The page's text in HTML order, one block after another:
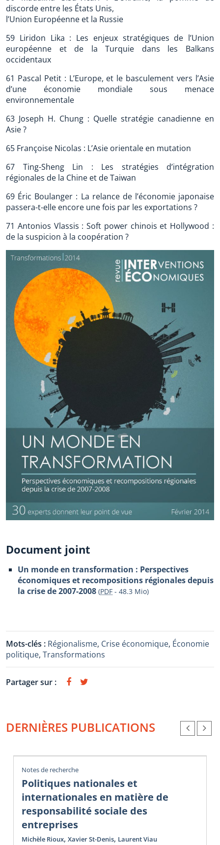
discorde entre les États Unis,
l’Union Européenne et la Russie
59 Liridon Lika : Les enjeux stratégiques de l’Union
européenne et de la Turquie dans les Balkans
occidentaux
61 Pascal Petit : L’Europe, et le basculement vers l’Asie
d’une économie mondiale sous menace
environnementale
63 Joseph H. Chung : Quelle stratégie canadienne en
Asie ?
65 Françoise Nicolas : L’Asie orientale en mutation
67 Ting-Sheng Lin : Les stratégies d’intégration
régionales de la Chine et de Taiwan
69 Éric Boulanger : La relance de l’économie japonaise
passera-t-elle encore une fois par les exportations ?
71 Antonios Vlassis : Soft power chinois et Hollywood :
de la suspicion à la coopération ?
Document joint
Un monde en transformation : Perspectives
économiques et recompositions régionales depuis
la crise de 2007-2008 (PDF - 48.3 Mio)
Mots-clés : Régionalisme, Crise économique, Économie
politique, Transformations
Partager sur :
DERNIÈRES PUBLICATIONS
Notes de recherche
Politiques nationales et
internationales en matière de
responsabilité sociale des
entreprises
Michèle Rioux, Xavier St-Denis, Laurent Viau